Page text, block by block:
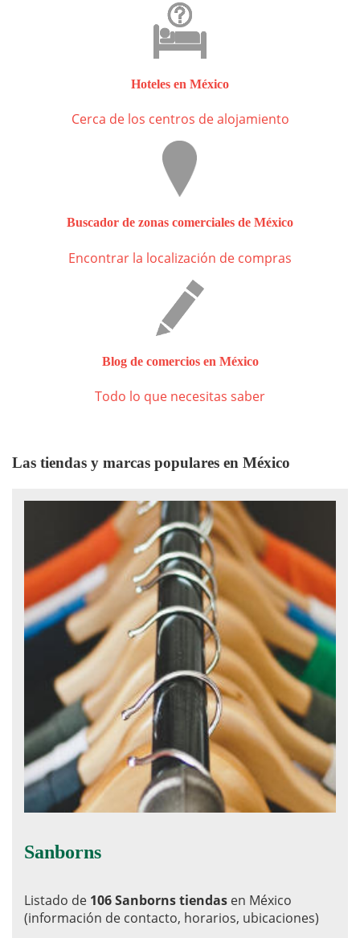
Hoteles en México
Cerca de los centros de alojamiento
Buscador de zonas comerciales de México
Encontrar la localización de compras
Blog de comercios en México
Todo lo que necesitas saber
Las tiendas y marcas populares en México
Sanborns
Listado de 106 Sanborns tiendas en México
(información de contacto, horarios, ubicaciones)